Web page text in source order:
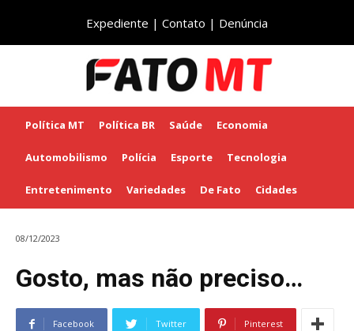
Expediente | Contato | Denúncia
Política MT Política BR Saúde Economia
Automobilismo Polícia Esporte Tecnologia
Entretenimento Variedades De Fato Cidades
08/12/2023
Gosto, mas não preciso…
Facebook Twitter Pinterest